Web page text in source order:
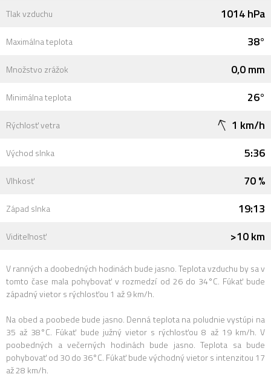
Tlak vzduchu 1014 hPa
Maximálna teplota 38°
Množstvo zrážok 0,0 mm
Minimálna teplota 26°
Rýchlosť vetra 1 km/h
Východ slnka 5:36
Vlhkosť 70 %
Západ slnka 19:13
Viditeľnosť >10 km
V ranných a doobedných hodinách bude jasno. Teplota vzduchu by sa v
tomto čase mala pohybovať v rozmedzí od 26 do 34°C. Fúkať bude
západný vietor s rýchlosťou 1 až 9 km/h.
Na obed a poobede bude jasno. Denná teplota na poludnie vystúpi na
35 až 38°C. Fúkať bude južný vietor s rýchlosťou 8 až 19 km/h. V
poobedných a večerných hodinách bude jasno. Teplota sa bude
pohybovať od 30 do 36°C. Fúkať bude východný vietor s intenzitou 17
až 28 km/h.